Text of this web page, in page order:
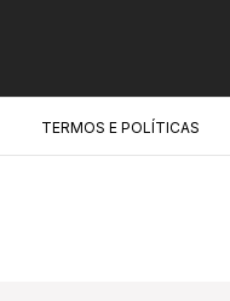
TERMOS E POLÍTICAS